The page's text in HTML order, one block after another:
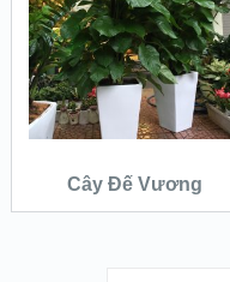
QUICK LOOK
VIEW DETAILS
ĐỌC TIẾP
Cây Đế Vương